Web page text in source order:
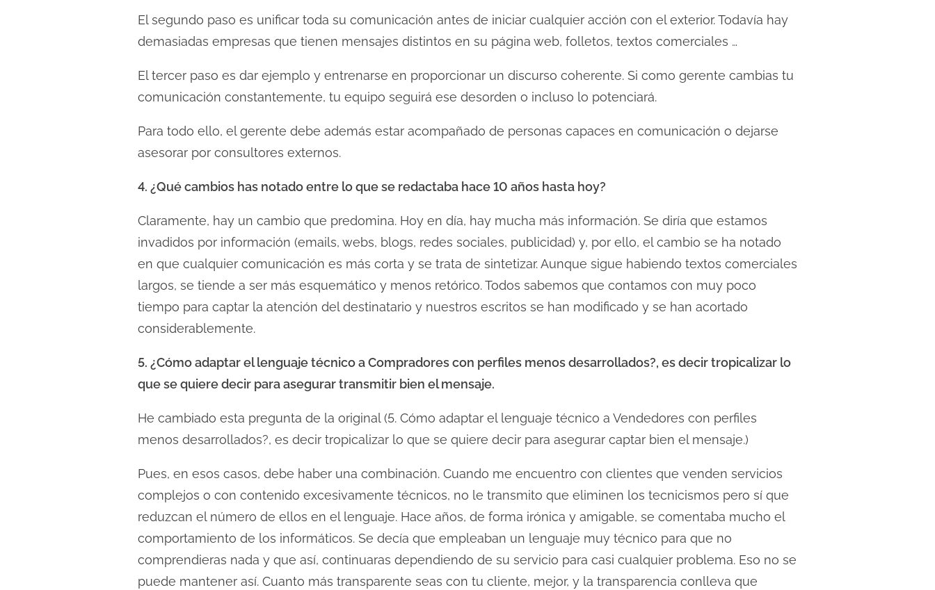
El segundo paso es unificar toda su comunicación antes de iniciar cualquier acción con el exterior. Todavía hay
demasiadas empresas que tienen mensajes distintos en su página web, folletos, textos comerciales …
El tercer paso es dar ejemplo y entrenarse en proporcionar un discurso coherente. Si como gerente cambias tu
comunicación constantemente, tu equipo seguirá ese desorden o incluso lo potenciará.
Para todo ello, el gerente debe además estar acompañado de personas capaces en comunicación o dejarse
asesorar por consultores externos.
4. ¿Qué cambios has notado entre lo que se redactaba hace 10 años hasta hoy?
Claramente, hay un cambio que predomina. Hoy en día, hay mucha más información. Se diría que estamos
invadidos por información (emails, webs, blogs, redes sociales, publicidad) y, por ello, el cambio se ha notado
en que cualquier comunicación es más corta y se trata de sintetizar. Aunque sigue habiendo textos comerciales
largos, se tiende a ser más esquemático y menos retórico. Todos sabemos que contamos con muy poco
tiempo para captar la atención del destinatario y nuestros escritos se han modificado y se han acortado
considerablemente.
5. ¿Cómo adaptar el lenguaje técnico a Compradores con perfiles menos desarrollados?, es decir tropicalizar lo
que se quiere decir para asegurar transmitir bien el mensaje.
He cambiado esta pregunta de la original (5. Cómo adaptar el lenguaje técnico a Vendedores con perfiles
menos desarrollados?, es decir tropicalizar lo que se quiere decir para asegurar captar bien el mensaje.)
Pues, en esos casos, debe haber una combinación. Cuando me encuentro con clientes que venden servicios
complejos o con contenido excesivamente técnicos, no le transmito que eliminen los tecnicismos pero sí que
reduzcan el número de ellos en el lenguaje. Hace años, de forma irónica y amigable, se comentaba mucho el
comportamiento de los informáticos. Se decía que empleaban un lenguaje muy técnico para que no
comprendieras nada y que así, continuaras dependiendo de su servicio para casi cualquier problema. Eso no se
puede mantener así. Cuanto más transparente seas con tu cliente, mejor, y la transparencia conlleva que